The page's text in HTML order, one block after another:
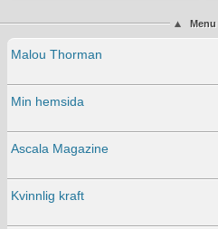
Menu
Malou Thorman
Min hemsida
Ascala Magazine
Kvinnlig kraft